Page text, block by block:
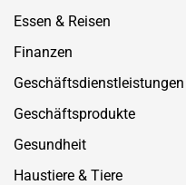
Essen & Reisen
Finanzen
Geschäftsdienstleistungen
Geschäftsprodukte
Gesundheit
Haustiere & Tiere